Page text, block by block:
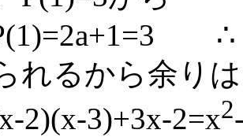
∴
れるから余りは
3)+3x-2=x2